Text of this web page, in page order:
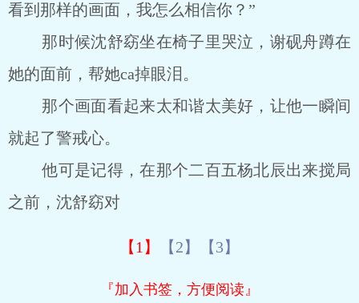
看到那样的画面，我怎么相信你？”
那时候沈舒窈坐在椅子里哭泣，谢砚舟蹲在
她的面前，帮她ca掉眼泪。
那个画面看起来太和谐太美好，让他一瞬间
就起了警戒心。
他可是记得，在那个二百五杨北辰出来搅局
之前，沈舒窈对
【1】 【2】 【3】
『加入书签，方便阅读』